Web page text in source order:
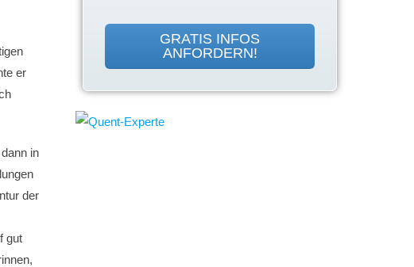
er
in
der
gut
GRATIS INFOS
ANFORDERN!